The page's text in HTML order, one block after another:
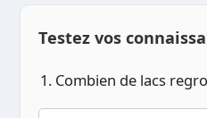
Testez vos
1. Combien de lacs